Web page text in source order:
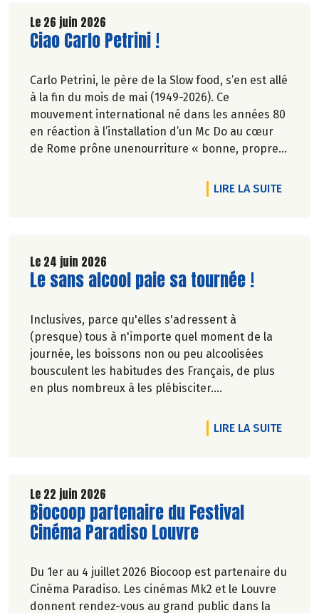
Le 26 juin 2026
Lire la suite de l'article
Ciao Carlo Petrini !
Carlo Petrini, le père de la Slow food, s’en est allé
à la fin du mois de mai (1949-2026). Ce
mouvement international né dans les années 80
en réaction à l’installation d’un Mc Do au cœur
de Rome prône unenourriture « bonne, propre
republions ici l’entretien qu’il avait accordé
àCulture Bioen 2018,et qui reste totalement
LIRE LA SUITEDE
Le 24 juin 2026
Lire la suite de l'article
Le sans alcool paie sa tournée !
Inclusives, parce qu'elles s'adressent à
(presque) tous à n'importe quel moment de la
journée, les boissons non ou peu alcoolisées
bousculent les habitudes des Français, de plus
en plus nombreux à les plébisciter.
LIRE LA SUITEDE
Le 22 juin 2026
Lire la suite de l'article
Biocoop partenaire du Festival
Cinéma Paradiso Louvre
Du 1er au 4 juillet 2026 Biocoop est partenaire du
Cinéma Paradiso. Les cinémas Mk2 et le Louvre
donnent rendez-vous au grand public dans la